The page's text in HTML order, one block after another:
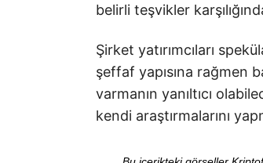
belirli teşvikler
Şirket yatırımcıları
şeffaf yapısına rağmen
varmanın yanıltıcı
kendi araştırmalarını